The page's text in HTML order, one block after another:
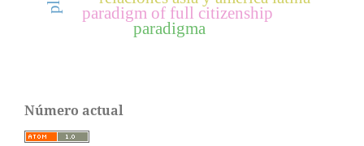
paradigm of full citizenship
paradigma
Número actual